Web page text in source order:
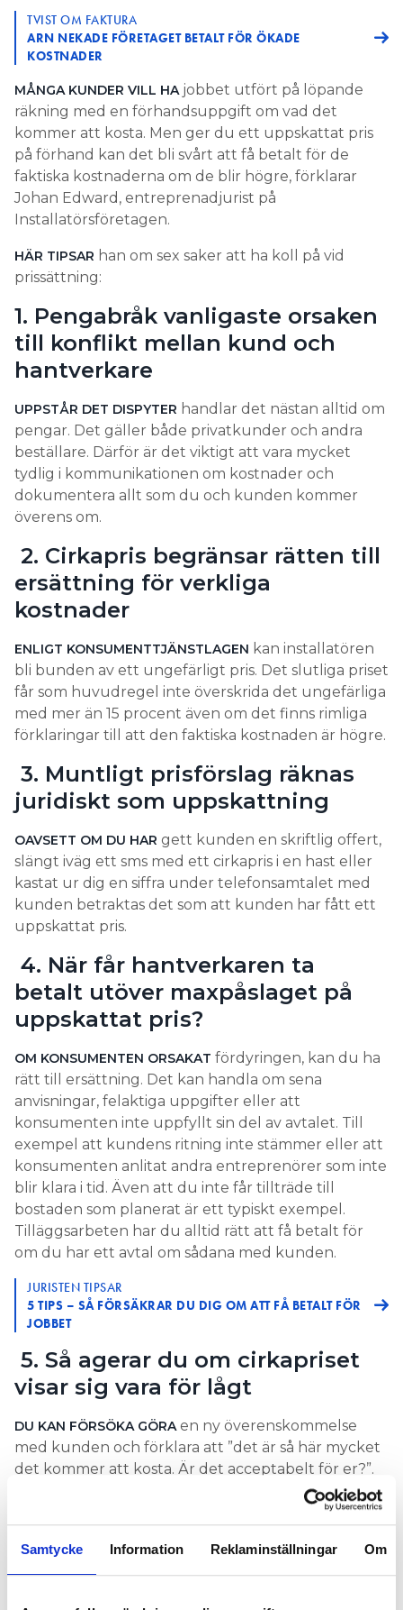
Samtycke Information Reklaminställningar Om
TVIST OM FAKTURA
ARN NEKADE FÖRETAGET BETALT FÖR ÖKADE
KOSTNADER
MÅNGA KUNDER VILL HA jobbet utfört på löpande
räkning med en förhandsuppgift om vad det
kommer att kosta. Men ger du ett uppskattat pris
på förhand kan det bli svårt att få betalt för de
faktiska kostnaderna om de blir högre, förklarar
Johan Edward, entreprenadjurist på
Installatörsföretagen.
HÄR TIPSAR han om sex saker att ha koll på vid
prissättning:
1. Pengabråk vanligaste orsaken
till konflikt mellan kund och
hantverkare
UPPSTÅR DET DISPYTER handlar det nästan alltid om
pengar. Det gäller både privatkunder och andra
beställare. Därför är det viktigt att vara mycket
tydlig i kommunikationen om kostnader och
dokumentera allt som du och kunden kommer
överens om.
2. Cirkapris begränsar rätten till
ersättning för verkliga
kostnader
ENLIGT KONSUMENTTJÄNSTLAGEN kan installatören
bli bunden av ett ungefärligt pris. Det slutliga priset
får som huvudregel inte överskrida det ungefärliga
med mer än 15 procent även om det finns rimliga
förklaringar till att den faktiska kostnaden är högre.
3. Muntligt prisförslag räknas
juridiskt som uppskattning
OAVSETT OM DU HAR gett kunden en skriftlig offert,
slängt iväg ett sms med ett cirkapris i en hast eller
kastat ur dig en siffra under telefonsamtalet med
kunden betraktas det som att kunden har fått ett
uppskattat pris.
4. När får hantverkaren ta
betalt utöver maxpåslaget på
uppskattat pris?
OM KONSUMENTEN ORSAKAT fördyringen, kan du ha
rätt till ersättning. Det kan handla om sena
anvisningar, felaktiga uppgifter eller att
konsumenten inte uppfyllt sin del av avtalet. Till
exempel att kundens ritning inte stämmer eller att
konsumenten anlitat andra entreprenörer som inte
blir klara i tid. Även att du inte får tillträde till
bostaden som planerat är ett typiskt exempel.
Tilläggsarbeten har du alltid rätt att få betalt för
om du har ett avtal om sådana med kunden.
JURISTEN TIPSAR
5 TIPS – SÅ FÖRSÄKRAR DU DIG OM ATT FÅ BETALT FÖR
JOBBET
5. Så agerar du om cirkapriset
visar sig vara för lågt
DU KAN FÖRSÖKA GÖRAen ny överenskommelse
med kunden och förklara att ”det är så här mycket
det kommer att kosta. Är det acceptabelt för er?”.
Svarar kunden ja kan du få till ett nytt avtal. Den
nya överenskommelsen bör vara skriftlig så att den
6. Fast pris minskar risken för